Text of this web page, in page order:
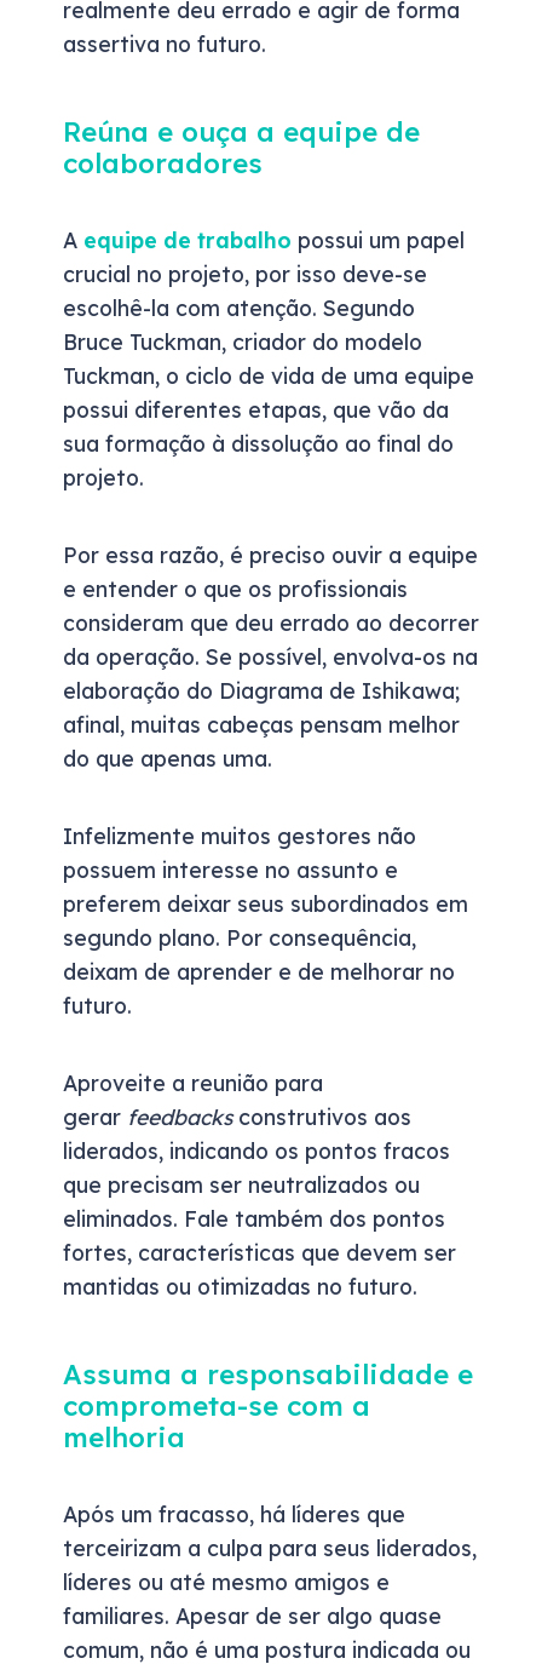
realmente deu errado e agir de forma
assertiva no futuro.
Reúna e ouça a equipe de
colaboradores
A equipe de trabalho possui um papel
crucial no projeto, por isso deve-se
escolhê-la com atenção. Segundo
Bruce Tuckman, criador do modelo
Tuckman, o ciclo de vida de uma equipe
possui diferentes etapas, que vão da
sua formação à dissolução ao final do
projeto.
Por essa razão, é preciso ouvir a equipe
e entender o que os profissionais
consideram que deu errado ao decorrer
da operação. Se possível, envolva-os na
elaboração do Diagrama de Ishikawa;
afinal, muitas cabeças pensam melhor
do que apenas uma.
Infelizmente muitos gestores não
possuem interesse no assunto e
preferem deixar seus subordinados em
segundo plano. Por consequência,
deixam de aprender e de melhorar no
futuro.
Aproveite a reunião para
gerar feedbacksconstrutivos aos
liderados, indicando os pontos fracos
que precisam ser neutralizados ou
eliminados. Fale também dos pontos
fortes, características que devem ser
mantidas ou otimizadas no futuro.
Assuma a responsabilidade e
comprometa-se com a
melhoria
Após um fracasso, há líderes que
terceirizam a culpa para seus liderados,
líderes ou até mesmo amigos e
familiares. Apesar de ser algo quase
comum, não é uma postura indicada ou